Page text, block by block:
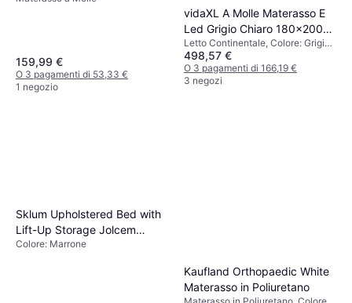
159,99 €
O 3 pagamenti di 53,33 €
1 negozio
vidaXL A Molle Materasso E
Led Grigio Chiaro 180x200
cm Velluto Letto Continentale
Letto Continentale, Colore: Grigio,
Riempimento: Schiuma, Materiale:
Poliestere, Fermezza: Medio
498,57 €
O 3 pagamenti di 166,19 €
3 negozi
Sklum Upholstered Bed with
Lift-Up Storage Jolcem
Brown 180 x 200 cm
Colore: Marrone
Kaufland Orthopaedic White
Materasso in Poliuretano